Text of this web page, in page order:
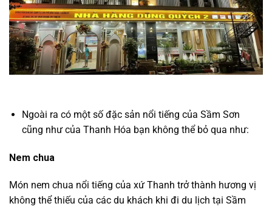
Ngoài ra có một số đặc sản nổi tiếng của Sầm Sơn
cũng như của Thanh Hóa bạn không thể bỏ qua như:
Nem chua
Món nem chua nổi tiếng của xứ Thanh trở thành hương vị
không thể thiếu của các du khách khi đi du lịch tại Sầm